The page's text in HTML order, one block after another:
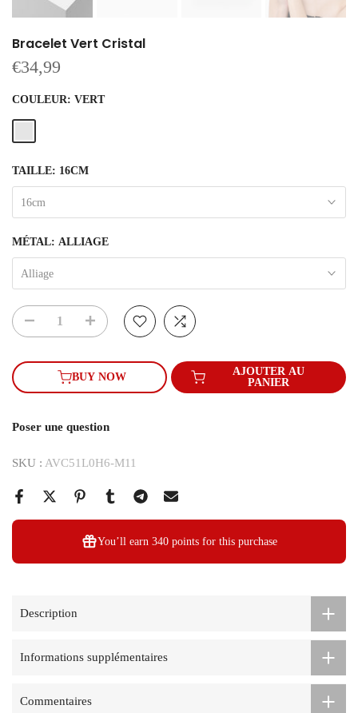
Bracelet Vert Cristal
€34,99
COULEUR: VERT
TAILLE: 16CM
16cm
MÉTAL: ALLIAGE
Alliage
BUY NOW
AJOUTER AU
PANIER
Poser une question
SKU : AVC51L0H6-M11
You’ll earn 340 pointsfor this purchase
Description
Informations supplémentaires
Commentaires